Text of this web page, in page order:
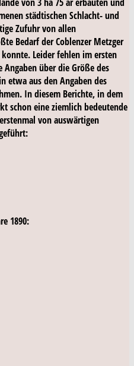
städtischen Schlacht- und
Zufuhr von allen
Bedarf der Coblenzer Metzger
Leider fehlen im ersten
Angaben über die Größe des
etwa aus den Angaben des
In diesem Berichte, in dem
schon eine ziemlich bedeutende
von auswärtigen
1890: